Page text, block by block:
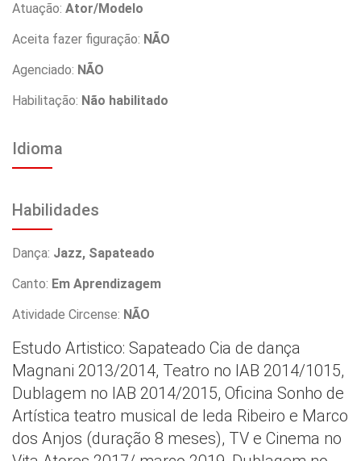
Atuação: Ator/Modelo
Aceita fazer figuração: NÃO
Agenciado: NÃO
Habilitação: Não habilitado
Idioma
Habilidades
Dança: Jazz, Sapateado
Canto: Em Aprendizagem
Atividade Circense: NÃO
Estudo Artistico: Sapateado Cia de dança
Magnani 2013/2014, Teatro no IAB 2014/1015,
Dublagem no IAB 2014/2015, Oficina Sonho de
Artística teatro musical de Ieda Ribeiro e Marco
dos Anjos (duração 8 meses), TV e Cinema no